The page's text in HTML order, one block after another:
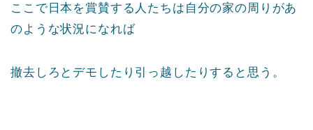
ここで日本を賞賛する人たちは自分の家の周りがあ
のような状況になれば
撤去しろとデモしたり引っ越したりすると思う。